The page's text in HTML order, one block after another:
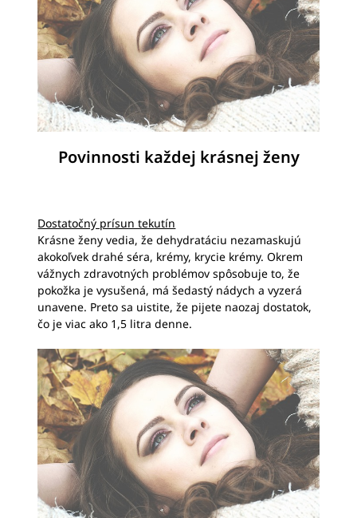
Povinnosti každej krásnej ženy
Dostatočný prísun tekutín
Krásne ženy vedia, že dehydratáciu nezamaskujú
akokoľvek drahé séra, krémy, krycie krémy. Okrem
vážnych zdravotných problémov spôsobuje to, že
pokožka je vysušená, má šedastý nádych a vyzerá
unavene. Preto sa uistite, že pijete naozaj dostatok,
čo je viac ako 1,5 litra denne.